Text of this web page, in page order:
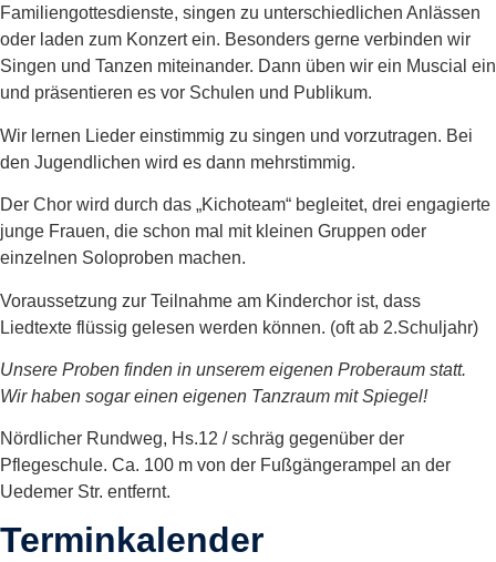
Familiengottesdienste, singen zu unterschiedlichen Anlässen
oder laden zum Konzert ein. Besonders gerne verbinden wir
Singen und Tanzen miteinander. Dann üben wir ein Muscial ein
und präsentieren es vor Schulen und Publikum.
Wir lernen Lieder einstimmig zu singen und vorzutragen. Bei
den Jugendlichen wird es dann mehrstimmig.
Der Chor wird durch das „Kichoteam“ begleitet, drei engagierte
junge Frauen, die schon mal mit kleinen Gruppen oder
einzelnen Soloproben machen.
Voraussetzung zur Teilnahme am Kinderchor ist, dass
Liedtexte flüssig gelesen werden können. (oft ab 2.Schuljahr)
Unsere Proben finden in unserem eigenen Proberaum statt.
Wir haben sogar einen eigenen Tanzraum mit Spiegel!
Nördlicher Rundweg, Hs.12 / schräg gegenüber der
Pflegeschule. Ca. 100 m von der Fußgängerampel an der
Uedemer Str. entfernt.
Terminkalender